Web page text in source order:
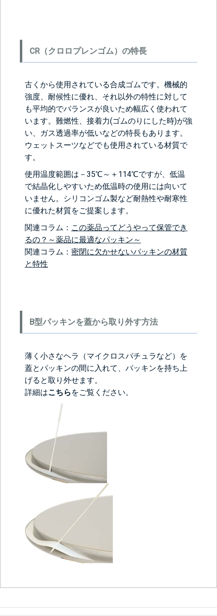
CR（クロロプレンゴム）の特長
古くから使用されている合成ゴムです。機械的
強度、耐候性に優れ、それ以外の特性に対して
も平均的でバランスが良いため幅広く使われて
います。難燃性、接着力(ゴムのりにした時)が強
い、ガス透過率が低いなどの特長もあります。
ウェットスーツなどでも使用されている材質で
す。
使用温度範囲は－35℃～＋114℃ですが、低温
で結晶化しやすいため低温時の使用には向いて
いません。シリコンゴム製など耐熱性や耐寒性
に優れた材質をご提案します。
関連コラム： この薬品ってどうやって保管でき
るの？～薬品に最適なパッキン～
関連コラム： 密閉に欠かせないパッキンの材質
と特性
B型パッキンを蓋から取り外す方法
薄く小さなヘラ（マイクロスパチュラなど）を
蓋とパッキンの間に入れて、パッキンを持ち上
げると取り外せます。
詳細はこちら をご覧ください。